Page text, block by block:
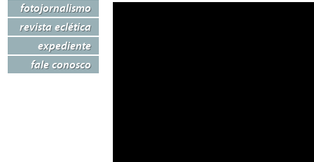
fotojornalismo
revista eclética
expediente
fale conosco